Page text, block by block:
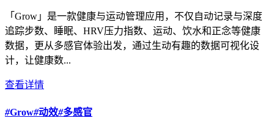
「Grow」是一款健康与运动管理应用，不仅自动记录与深度
追踪步数、睡眠、HRV压力指数、运动、饮水和正念等健康
数据，更从多感官体验出发，通过生动有趣的数据可视化设
计，让健康数...
查看详情
#Grow#动效#多感官